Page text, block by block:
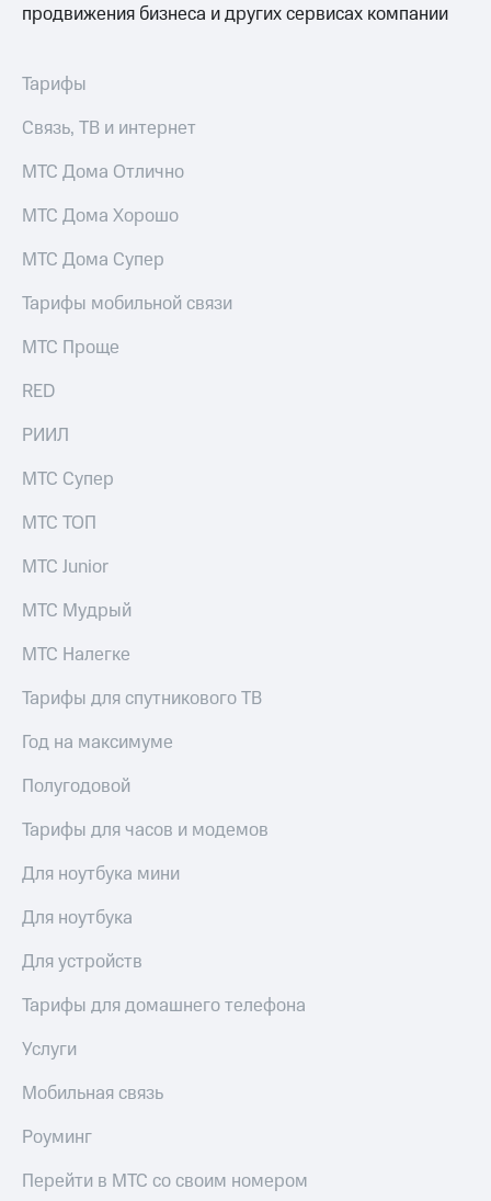
продвижения бизнеса и других сервисах компании
Тарифы
Связь, ТВ и интернет
МТС Дома Отлично
МТС Дома Хорошо
МТС Дома Супер
Тарифы мобильной связи
МТС Проще
RED
РИИЛ
МТС Супер
МТС ТОП
МТС Junior
МТС Мудрый
МТС Налегке
Тарифы для спутникового ТВ
Год на максимуме
Полугодовой
Тарифы для часов и модемов
Для ноутбука мини
Для ноутбука
Для устройств
Тарифы для домашнего телефона
Услуги
Мобильная связь
Роуминг
Перейти в МТС со своим номером